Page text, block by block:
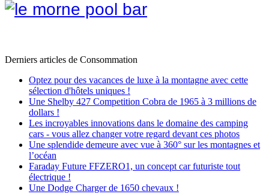
Derniers articles de Consommation
Optez pour des vacances de luxe à la montagne avec cette
sélection d'hôtels uniques !
Une Shelby 427 Competition Cobra de 1965 à 3 millions de
dollars !
Les incroyables innovations dans le domaine des camping
cars - vous allez changer votre regard devant ces photos
Une splendide demeure avec vue à 360° sur les montagnes et
l’océan
Faraday Future FFZERO1, un concept car futuriste tout
électrique !
Une Dodge Charger de 1650 chevaux !